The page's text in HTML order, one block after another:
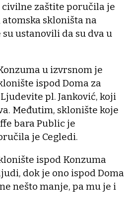
civilne zaštite poručila je
skloništa na
ustanovili da su dva u
u izvrsnom je
ispod Doma za
pl. Janković, koji
Međutim, sklonište koje
bara Public je
je Cegledi.
ispod Konzuma
dok je ono ispod Doma
nešto manje, pa mu je i